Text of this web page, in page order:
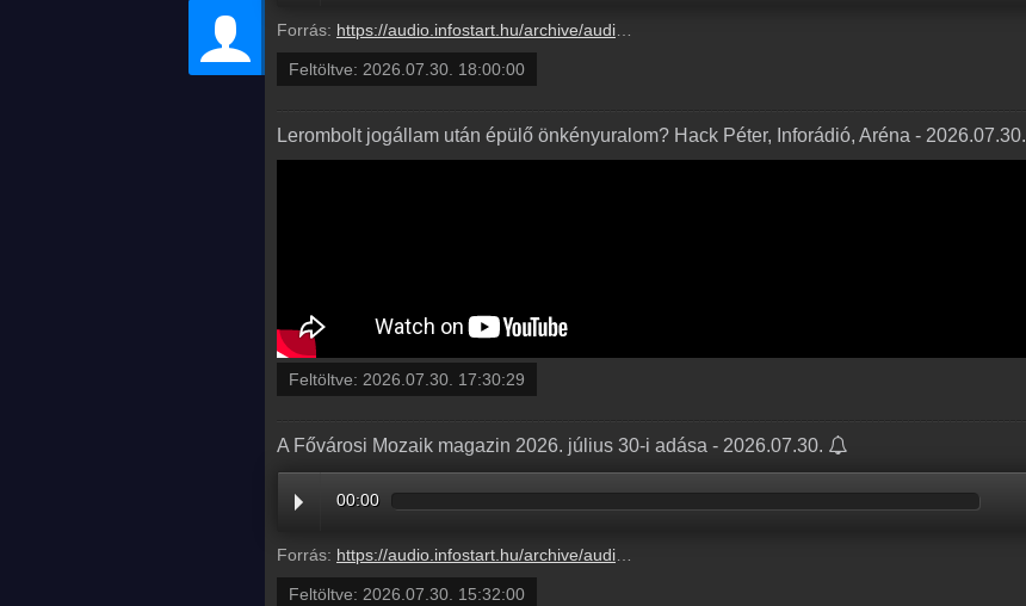
Forrás: https://audio.infostart.hu/archive/audio/81A6A/81A6ABB4.mp3
Feltöltve: 2026.07.30. 18:00:00
Lerombolt jogállam után épülő önkényuralom? Hack Péter, Inforádió, Aréna - 2026.07.30.
Feltöltve: 2026.07.30. 17:30:29
A Fővárosi Mozaik magazin 2026. július 30-i adása - 2026.07.30.
00:00
Forrás: https://audio.infostart.hu/archive/audio/5FF0B/5FF0B29B.mp3
Feltöltve: 2026.07.30. 15:32:00